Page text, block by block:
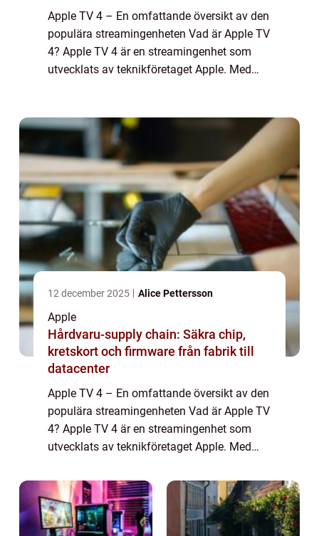
Apple TV 4 – En omfattande översikt av den
populära streamingenheten Vad är Apple TV
4? Apple TV 4 är en streamingenhet som
utvecklats av teknikföretaget Apple. Med
12 december 2025 Alice Pettersson
Apple
Hårdvaru-supply chain: Säkra chip,
kretskort och firmware från fabrik till
datacenter
Apple TV 4 – En omfattande översikt av den
populära streamingenheten Vad är Apple TV
4? Apple TV 4 är en streamingenhet som
utvecklats av teknikföretaget Apple. Med
typer av innehåll till sina tv-apparat...